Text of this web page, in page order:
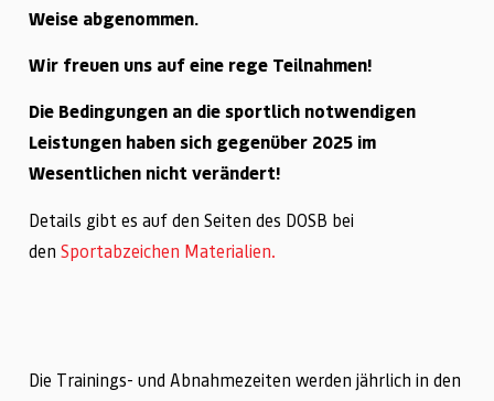
Weise abgenommen.
Wir freuen uns auf eine rege Teilnahmen!
Die Bedingungen an die sportlich notwendigen
Leistungen haben sich gegenüber 2025 im
Wesentlichen nicht verändert!
Details gibt es auf den Seiten des DOSB bei
den Sportabzeichen Materialien.
Die Trainings- und Abnahmezeiten werden jährlich in den